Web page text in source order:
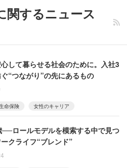
関するニュース
して暮らせる社会のために。入社3
“つながり”の先にあるもの
命保険 女性のキャリア
──ロールモデルを模索する中で見つ
クライフ“ブレンド”